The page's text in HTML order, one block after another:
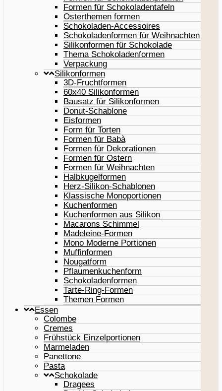
Formen für Schokoladentafeln
Osterthemen formen
Schokoladen-Accessoires
Schokoladenformen für Weihnachten
Silikonformen für Schokolade
Thema Schokoladenformen
Verpackung
Silikonformen
3D-Fruchtformen
60x40 Silikonformen
Bausatz für Silikonformen
Donut-Schablone
Eisformen
Form für Torten
Formen für Babà
Formen für Dekorationen
Formen für Ostern
Formen für Weihnachten
Halbkugelformen
Herz-Silikon-Schablonen
Klassische Monoportionen
Kuchenformen
Kuchenformen aus Silikon
Macarons Schimmel
Madeleine-Formen
Mono Moderne Portionen
Muffinformen
Nougatform
Pflaumenkuchenform
Schokoladenformen
Tarte-Ring-Formen
Themen Formen
Essen
Colombe
Cremes
Frühstück Einzelportionen
Marmeladen
Panettone
Pasta
Schokolade
Dragees